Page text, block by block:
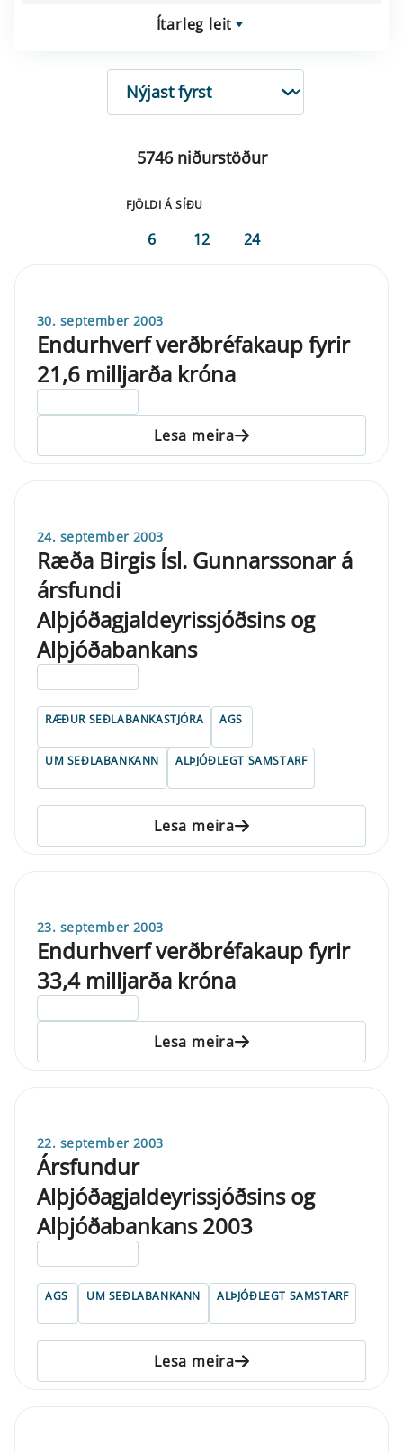
Ítarleg leit
RÖÐUN
5746 niðurstöður
FJÖLDI Á SÍÐU
6 12 24
30. september 2003
Endurhverf verðbréfakaup fyrir
21,6 milljarða króna
Lesa meira
24. september 2003
Ræða Birgis Ísl. Gunnarssonar á
ársfundi
Alþjóðagjaldeyrissjóðsins og
Alþjóðabankans
RÆÐUR SEÐLABANKASTJÓRA AGS
UM SEÐLABANKANN ALÞJÓÐLEGT SAMSTARF
Lesa meira
23. september 2003
Endurhverf verðbréfakaup fyrir
33,4 milljarða króna
Lesa meira
22. september 2003
Ársfundur
Alþjóðagjaldeyrissjóðsins og
Alþjóðabankans 2003
AGS UM SEÐLABANKANN ALÞJÓÐLEGT SAMSTARF
Lesa meira